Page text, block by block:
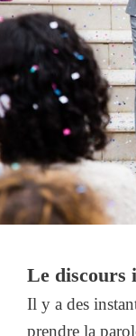
Le discours
Il y a des
prendre la